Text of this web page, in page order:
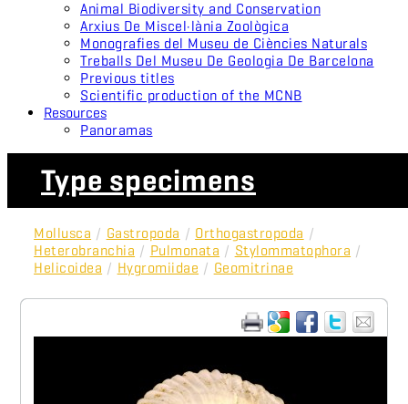
Animal Biodiversity and Conservation
Arxius De Miscel·lània Zoològica
Monografies del Museu de Ciències Naturals
Treballs Del Museu De Geologia De Barcelona
Previous titles
Scientific production of the MCNB
Resources
Panoramas
Type specimens
Mollusca / Gastropoda / Orthogastropoda /
Heterobranchia / Pulmonata / Stylommatophora /
Helicoidea / Hygromiidae / Geomitrinae